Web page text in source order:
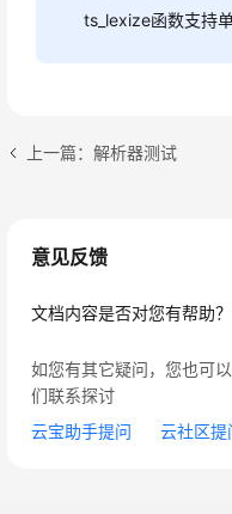
ts_lexize函数支持
上一篇：解析器测试
意见反馈
文档内容是否对您有帮助？
如您有其它疑问，您也可
们联系探讨
云宝助手提问
云社区提